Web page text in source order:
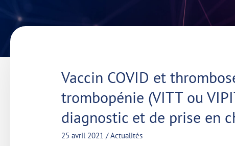
Vaccin COVID et
trombopénie (VITT ou
diagnostic et de prise en
25 avril 2021 /Actualités
Vaccin
COVID
et
thrombose
associée
une
trombopénie
(VITT
ou